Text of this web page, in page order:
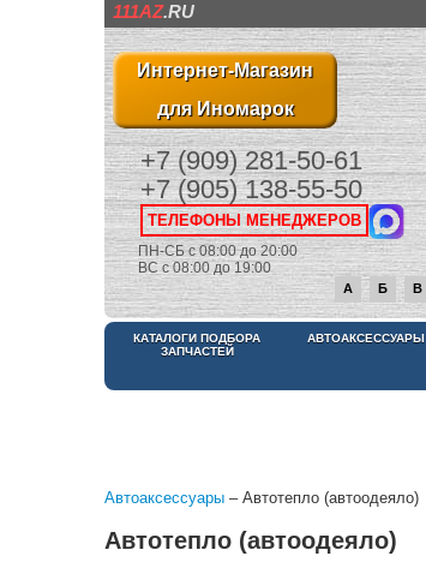
111AZ.RU
Интернет-Магазин
для Иномарок
+7 (909) 281-50-61
+7 (905) 138-55-50
ТЕЛЕФОНЫ МЕНЕДЖЕРОВ
ПН-СБ с 08:00 до 20:00
ВС с 08:00 до 19:00
А Б В
КАТАЛОГИ ПОДБОРА
ЗАПЧАСТЕЙ
АВТОАКСЕССУАРЫ
Автоаксессуары – Автотепло (автоодеяло)
Автотепло (автоодеяло)